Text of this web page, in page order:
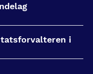
i